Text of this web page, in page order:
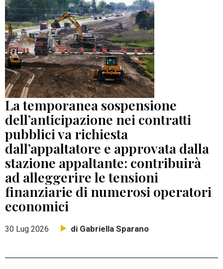
La temporanea sospensione
dell’anticipazione nei contratti
pubblici va richiesta
dall’appaltatore e approvata dalla
stazione appaltante: contribuirà
ad alleggerire le tensioni
finanziarie di numerosi operatori
economici
30 Lug 2026 di Gabriella Sparano